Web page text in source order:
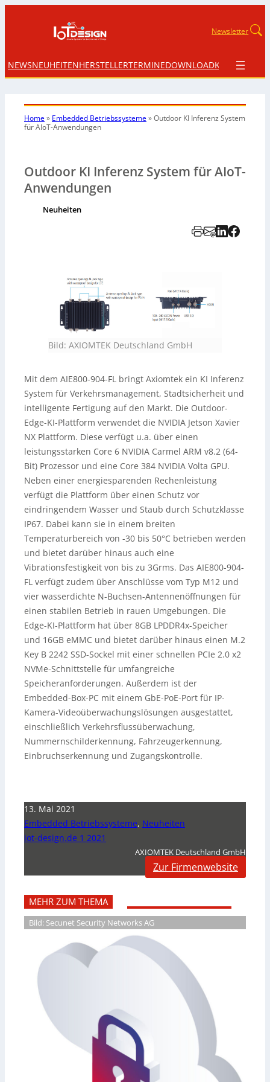
Newsletter
NEWSNEUHEITENHERSTELLERTERMINEDOWNLOADKONTAKT
Home» Embedded Betriebssysteme»Outdoor KI Inferenz System
für AIoT-Anwendungen
Outdoor KI Inferenz System für AIoT-
Anwendungen
Neuheiten
Bild: AXIOMTEK Deutschland GmbH
Mit dem AIE800-904-FL bringt Axiomtek ein KI Inferenz
System für Verkehrsmanagement, Stadtsicherheit und
intelligente Fertigung auf den Markt. Die Outdoor-
Edge-KI-Plattform verwendet die NVIDIA Jetson Xavier
NX Plattform. Diese verfügt u.a. über einen
leistungsstarken Core 6 NVIDIA Carmel ARM v8.2 (64-
Bit) Prozessor und eine Core 384 NVIDIA Volta GPU.
Neben einer energiesparenden Rechenleistung
verfügt die Plattform über einen Schutz vor
eindringendem Wasser und Staub durch Schutzklasse
IP67. Dabei kann sie in einem breiten
Temperaturbereich von -30 bis 50°C betrieben werden
und bietet darüber hinaus auch eine
Vibrationsfestigkeit von bis zu 3Grms. Das AIE800-904-
FL verfügt zudem über Anschlüsse vom Typ M12 und
vier wasserdichte N-Buchsen-Antennenöffnungen für
einen stabilen Betrieb in rauen Umgebungen. Die
Edge-KI-Plattform hat über 8GB LPDDR4x-Speicher
und 16GB eMMC und bietet darüber hinaus einen M.2
Key B 2242 SSD-Sockel mit einer schnellen PCIe 2.0 x2
NVMe-Schnittstelle für umfangreiche
Speicheranforderungen. Außerdem ist der
Embedded-Box-PC mit einem GbE-PoE-Port für IP-
Kamera-Videoüberwachungslösungen ausgestattet,
einschließlich Verkehrsflussüberwachung,
Nummernschilderkennung, Fahrzeugerkennung,
Einbruchserkennung und Zugangskontrolle.
13. Mai 2021
Embedded Betriebssysteme, Neuheiten
iot-design.de 1 2021
AXIOMTEK Deutschland GmbH
Zur Firmenwebsite
MEHR ZUM THEMA
Bild: Secunet Security Networks AG